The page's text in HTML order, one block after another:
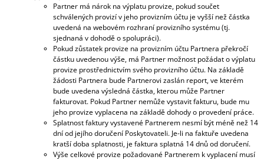
Partner má nárok na výplatu provize, pokud součet
schválených provizí v jeho provizním účtu je vyšší než částka
uvedená na webovém rozhraní provizního systému (tj.
sjednaná v dohodě o spolupráci).
Pokud zůstatek provize na provizním účtu Partnera překročí
částku uvedenou výše, má Partner možnost požádat o výplatu
provize prostřednictvím svého provizního účtu. Na základě
žádosti Partnera bude Partnerovi zaslán report, ve kterém
bude uvedena výsledná částka, kterou může Partner
fakturovat. Pokud Partner nemůže vystavit fakturu, bude mu
jeho provize vyplacena na základě dohody o provedení práce.
Splatnost faktury vystavené Partnerem nesmí být méně než 14
dní od jejího doručení Poskytovateli. Je-li na faktuře uvedena
kratší doba splatnosti, je faktura splatná 14 dnů od doručení.
Výše celkové provize požadované Partnerem k vyplacení musí